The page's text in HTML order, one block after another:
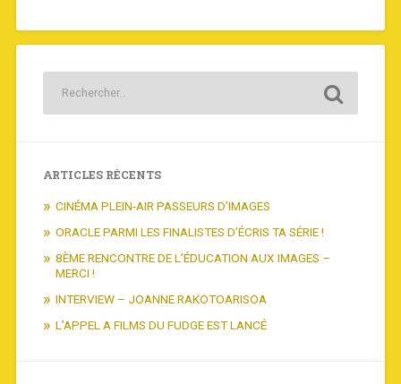
ARTICLES RÉCENTS
CINÉMA PLEIN-AIR PASSEURS D’IMAGES
ORACLE PARMI LES FINALISTES D’ÉCRIS TA SÉRIE !
8ÈME RENCONTRE DE L’ÉDUCATION AUX IMAGES –
MERCI !
INTERVIEW – JOANNE RAKOTOARISOA
L’APPEL A FILMS DU FUDGE EST LANCÉ